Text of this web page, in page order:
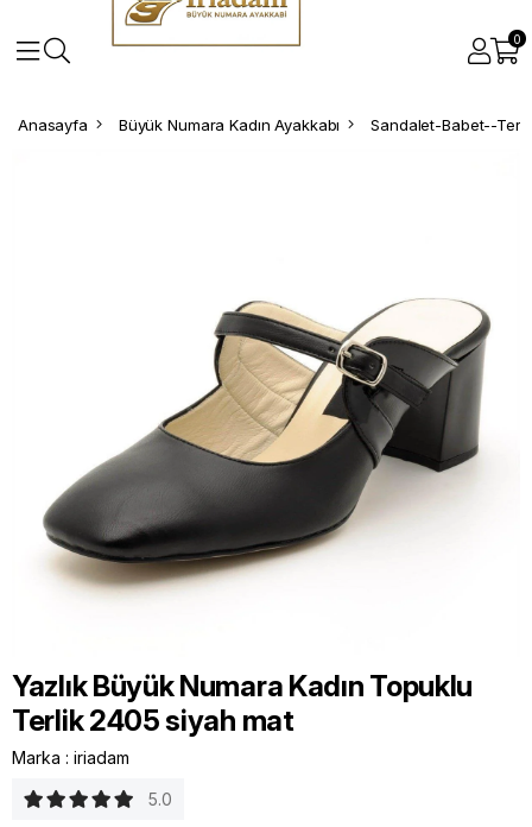
0
Anasayfa Büyük Numara Kadın Ayakkabı Sandalet-Babet--
Yazlık Büyük Numara Kadın Topuklu
Terlik 2405 siyah mat
Marka : iriadam
5.0